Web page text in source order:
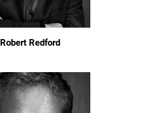
Robert Redford